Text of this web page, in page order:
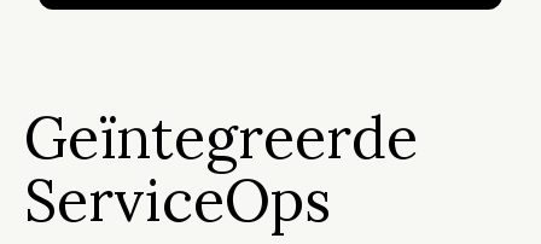
Geïntegreerde
ServiceOps